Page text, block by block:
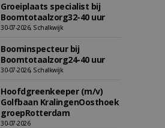
Groeiplaats specialist bij
Boomtotaalzorg32-40 uur
30-07-2026, Schalkwijk
Boominspecteur bij
Boomtotaalzorg24-40 uur
30-07-2026, Schalkwijk
Hoofdgreenkeeper (m/v)
Golfbaan KralingenOosthoek
groepRotterdam
30-07-2026